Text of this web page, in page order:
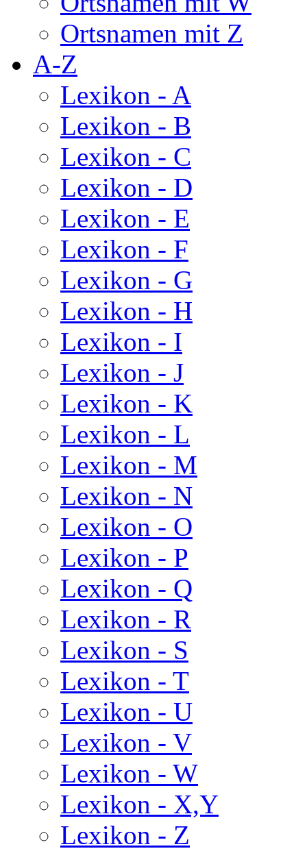
Ortsnamen mit Z
A-Z
Lexikon - A
Lexikon - B
Lexikon - C
Lexikon - D
Lexikon - E
Lexikon - F
Lexikon - G
Lexikon - H
Lexikon - I
Lexikon - J
Lexikon - K
Lexikon - L
Lexikon - M
Lexikon - N
Lexikon - O
Lexikon - P
Lexikon - Q
Lexikon - R
Lexikon - S
Lexikon - T
Lexikon - U
Lexikon - V
Lexikon - W
Lexikon - X,Y
Lexikon - Z